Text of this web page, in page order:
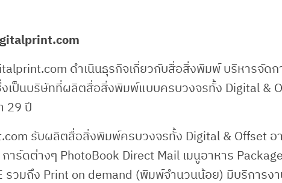
ดำเนินธุรกิจเกี่ยวกับสื่อสิ่งพิมพ์ บริหารจัดก
เป็นบริษัทที่ผลิตสื่อสิ่งพิมพ์แบบครบวงจรทั้ง Digital &
29 ปี
รับผลิตสื่อสิ่งพิมพ์ครบวงจรทั้ง Digital & Offset อ
การ์ดต่างๆ PhotoBook Direct Mail เมนูอาหาร
รวมถึง Print on demand (พิมพ์จำนวนน้อย) มีบริการง